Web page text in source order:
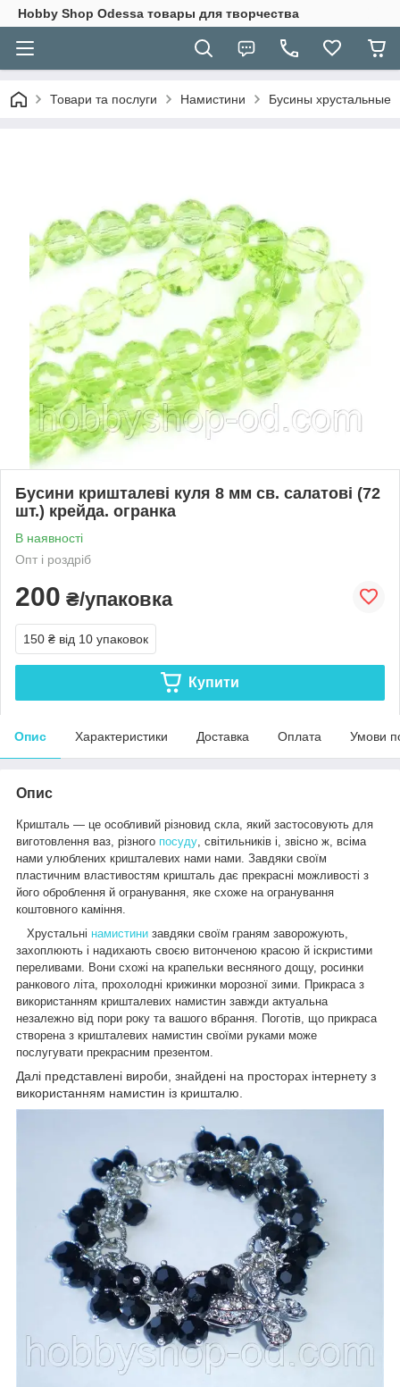
Hobbу Shop Odessa товары для творчества
Товари та послуги Намистини Бусины хрустальные
Бусини кришталеві куля 8 мм св. салатові (72
шт.) крейда. огранка
В наявності
Опт і роздріб
200 ₴/упаковка
150 ₴ від 10 упаковок
Купити
Опис Характеристики Доставка Оплата Умови
Опис
Кришталь — це особливий різновид скла, який застосовують для
виготовлення ваз, різного посуду , світильників і, звісно ж, всіма
нами улюблених кришталевих нами нами. Завдяки своїм
пластичним властивостям кришталь дає прекрасні можливості з
його оброблення й огранування, яке схоже на огранування
коштовного каміння.
Хрустальні намистини завдяки своїм граням заворожують,
захоплюють і надихають своєю витонченою красою й іскристими
переливами. Вони схожі на крапельки весняного дощу, росинки
ранкового літа, прохолодні крижинки морозної зими. Прикраса з
використанням кришталевих намистин завжди актуальна
незалежно від пори року та вашого вбрання. Поготів, що прикраса
створена з кришталевих намистин своїми руками може
послугувати прекрасним презентом.
Далі представлені вироби, знайдені на просторах інтернету з
використанням намистин із кришталю.